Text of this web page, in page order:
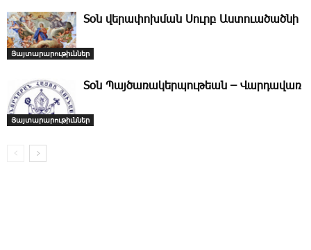
Յայտարարութիւններ
­Տօն վերափոխման Սուրբ Աստուածածնի
Յայտարարութիւններ
­Տօն Պայծառակերպութեան – Վարդավառ